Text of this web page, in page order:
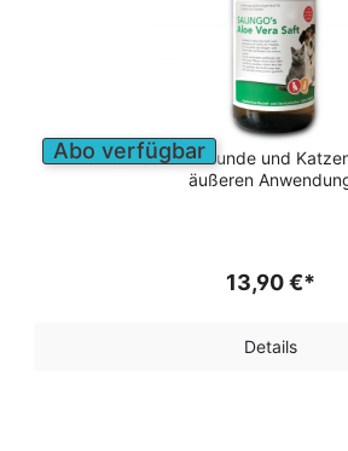
Abo verfügbar
Aloe Vera Saft für Hunde und
äußeren
13,90 €*
Details